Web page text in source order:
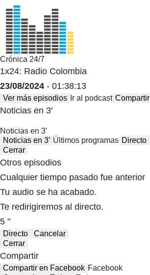
Crónica 24/7
1x24: Radio Colombia
23/08/2024 - 01:38:13
Ver más episodios Ir al podcast Compartir
Noticias en 3′
Noticias en 3′
Noticias en 3′ Últimos programas Directo
Cerrar
Otros episodios
Cualquier tiempo pasado fue anterior
Tu audio se ha acabado.
Te redirigiremos al directo.
5 "
Directo
Cancelar
Cerrar
Compartir
Compartir en Facebook Facebook